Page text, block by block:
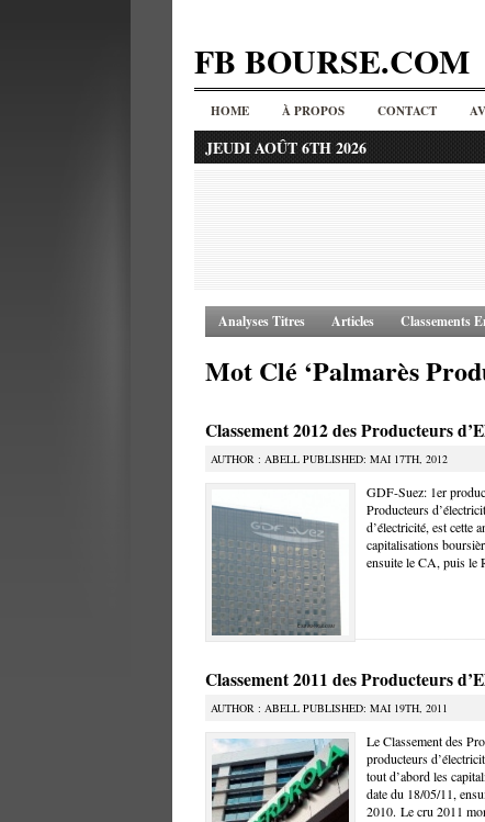
FB BOURSE.COM
HOME À PROPOS CONTACT
JEUDI AOÛT 6TH 2026
Analyses Titres Articles Classements
Mot Clé ‘Palmarès
Classement 2012 des Producteurs
AUTHOR : ABELL PUBLISHED: MAI 17TH, 2012
GDF-Suez: 1er
Producteurs
d’électricité, est cette
capitalisations
ensuite le CA, puis le
Classement 2011 des Producteurs
AUTHOR : ABELL PUBLISHED: MAI 19TH, 2011
Le Classement des
producteurs
tout d’abord les
date du 18/05/11,
2010. Le cru 2011